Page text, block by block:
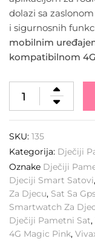
dolazi sa
i sigurnosnih
mobilnim
kompatibilnom
SKU: 135
Kategorija: Dječiji
Oznake Dječiji
Djeciji Smart Satovi,
Za Djecu, Sat Sa
Smartwatch Za
Dječiji Pametni Sat,
4G Magic Pink,